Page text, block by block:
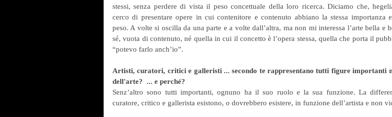
stessi, senza perdere di vista il peso concettuale della loro ricerca. Diciamo che,
cerco di presentare opere in cui contenitore e contenuto abbiano la stessa importanza
peso. A volte si oscilla da una parte e a volte dall’altra, ma non mi interessa l’arte bella e
sé, vuota di contenuto, né quella in cui il concetto è l’opera stessa, quella che porta il
“potevo farlo anch’io”.
Artisti, curatori, critici e galleristi ... secondo te rappresentano tutti figure importanti
dell'arte?  ... e perché?
Senz’altro sono tutti importanti, ognuno ha il suo ruolo e la sua funzione. La
curatore, critico e gallerista esistono, o dovrebbero esistere, in funzione dell’artista e non